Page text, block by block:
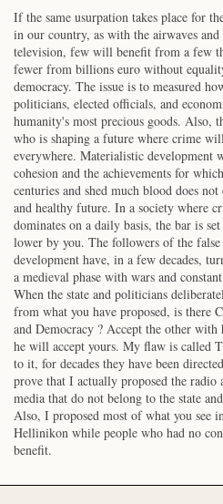
If the same usurpation takes place for
in our country, as with the airwaves
television, few will benefit from a few
fewer from billions euro without
democracy. The issue is to measured
politicians, elected officials, and
humanity's most precious goods. Also,
who is shaping a future where crime
everywhere. Materialistic development
cohesion and the achievements for
centuries and shed much blood does not
and healthy future. In a society where
dominates on a daily basis, the bar is
lower by you. The followers of the
development have, in a few decades,
a medieval phase with wars and
When the state and politicians
from what you have proposed, is there
and Democracy ? Accept the other with
he will accept yours. My flaw is called
to it, for decades they have been
prove that I actually proposed the radio
media that do not belong to the state
Also, I proposed most of what you see
Hellinikon while people who had no
benefit.